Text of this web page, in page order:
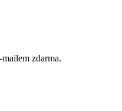
zdarma.